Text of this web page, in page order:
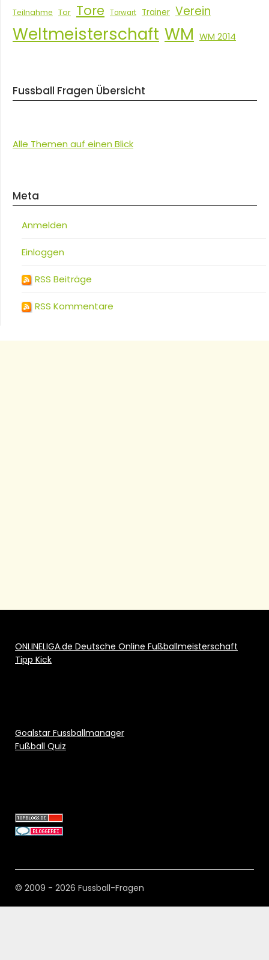
Teilnahme Tor Tore Torwart Trainer Verein
Weltmeisterschaft WM WM 2014
Fussball Fragen Übersicht
Alle Themen auf einen Blick
Meta
Anmelden
Einloggen
RSS Beiträge
RSS Kommentare
ONLINELIGA.de Deutsche Online Fußballmeisterschaft
Tipp Kick
Goalstar Fussballmanager
Fußball Quiz
© 2009 - 2026 Fussball-Fragen